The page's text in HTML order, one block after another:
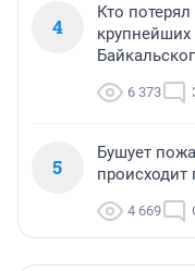
4
Кто
6 373
5
Бушует
4 669